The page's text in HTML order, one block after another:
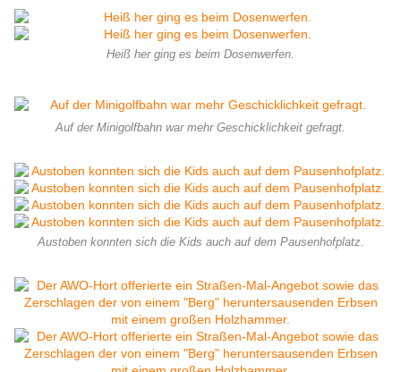
Heiß her ging es beim Dosenwerfen.
Auf der Minigolfbahn war mehr Geschicklichkeit gefragt.
Austoben konnten sich die Kids auch auf dem Pausenhofplatz.